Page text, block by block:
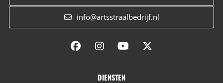
info@artsstraalbedrijf.nl
DIENSTEN